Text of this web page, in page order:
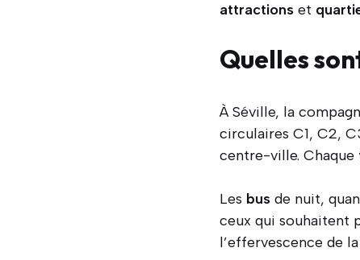
attractions et
Quelles
À Séville, la
circulaires C1, C2,
centre-ville. Chaque
Les bus de nuit,
ceux qui souhaitent
l’effervescence de la